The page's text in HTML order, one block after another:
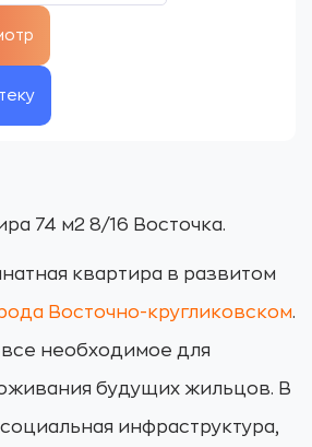
74 м2 8/16 Восточка.
квартира в развитом
Восточно-кругликовском.
необходимое для
будущих жильцов. В
инфраструктура,